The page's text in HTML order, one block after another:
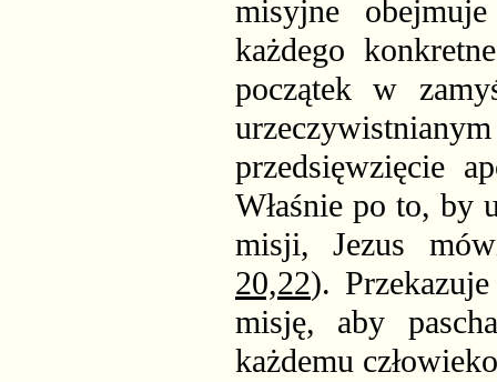
misyjne
każdego
początek w
przedsięwzięcie
Właśnie po to, by
misji, Jezus
20,22).
misję, aby
każdemu